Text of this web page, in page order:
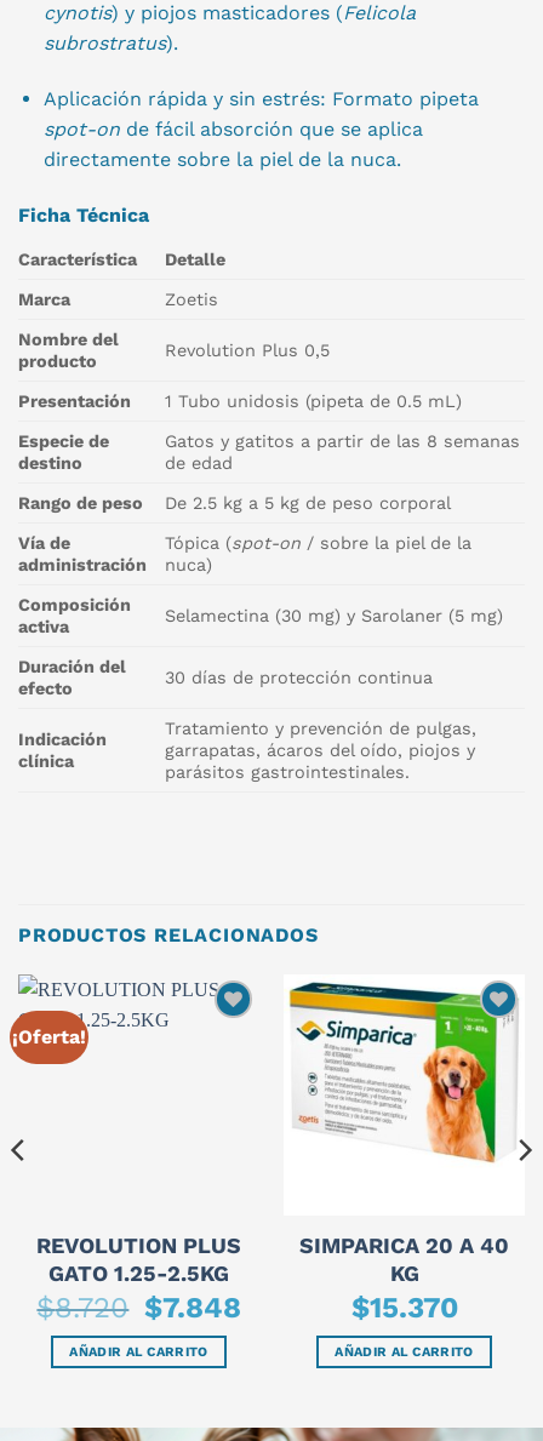
cynotis) y piojos masticadores (Felicola
subrostratus).
Aplicación rápida y sin estrés: Formato pipeta
spot-onde fácil absorción que se aplica
directamente sobre la piel de la nuca.
Ficha Técnica
Característica Detalle
Marca Zoetis
Nombre del
producto
Revolution Plus 0,5
Presentación 1 Tubo unidosis (pipeta de 0.5 mL)
Especie de
destino
Gatos y gatitos a partir de las 8 semanas
de edad
Rango de peso De 2.5 kg a 5 kg de peso corporal
Vía de
administración
Tópica (spot-on / sobre la piel de la
nuca)
Composición
activa
Selamectina (30 mg) y Sarolaner (5 mg)
Duración del
efecto
30 días de protección continua
Indicación
clínica
Tratamiento y prevención de pulgas,
garrapatas, ácaros del oído, piojos y
parásitos gastrointestinales.
PRODUCTOS RELACIONADOS
¡Oferta!
REVOLUTION PLUS
GATO 1.25-2.5KG
$8.720
El
precio
era:
$8.720.
$7.848El
precio
AÑADIR AL CARRITO
SIMPARICA 20 A 40
KG
$15.370
AÑADIR AL CARRITO